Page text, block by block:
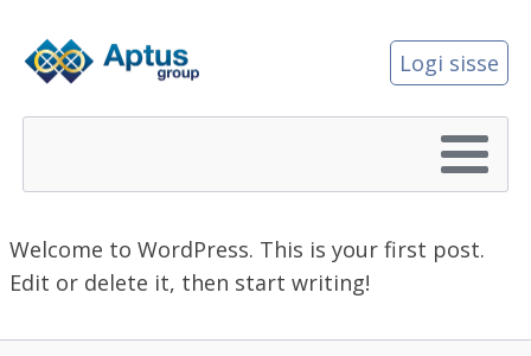
Logi sisse
Welcome to WordPress. This is your first post.
Edit or delete it, then start writing!